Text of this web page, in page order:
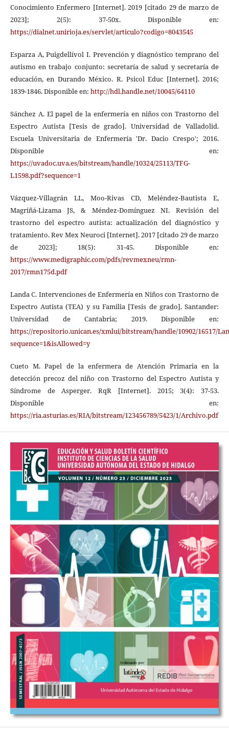
Conocimiento Enfermero [Internet]. 2019 [citado 29 de marzo de
2023]; 2(5): 37-50x. Disponible en:
https://dialnet.unirioja.es/servlet/articulo?codigo=8043545
Esparza A, Puigdellívol I. Prevención y diagnóstico temprano del
autismo en trabajo conjunto: secretaría de salud y secretaría de
educación, en Durando México. R. Psicol Educ [Internet]. 2016;
1839-1846. Disponible en: http://hdl.handle.net/10045/64110
Sánchez A. El papel de la enfermería en niños con Trastorno del
Espectro Autista [Tesis de grado]. Universidad de Valladolid.
Escuela Universitaria de Enfermería 'Dr. Dacio Crespo'; 2016.
Disponible en:
https://uvadoc.uva.es/bitstream/handle/10324/25113/TFG-
L1598.pdf?sequence=1
Vázquez-Villagrán LL, Moo-Rivas CD, Meléndez-Bautista E,
Magriñá-Lizama JS, & Méndez-Domínguez NI. Revisión del
trastorno del espectro autista: actualización del diagnóstico y
tratamiento. Rev Mex Neuroci [Internet]. 2017 [citado 29 de marzo
de 2023]; 18(5): 31-45. Disponible en:
https://www.medigraphic.com/pdfs/revmexneu/rmn-
2017/rmn175d.pdf
Landa C. Intervenciones de Enfermería en Niños con Trastorno de
Espectro Autista (TEA) y su Familia [Tesis de grado]. Santander:
Universidad de Cantabria; 2019. Disponible en:
https://repositorio.unican.es/xmlui/bitstream/handle/10902/16517/
sequence=1&isAllowed=y
Cueto M. Papel de la enfermera de Atención Primaria en la
detección precoz del niño con Trastorno del Espectro Autista y
Síndrome de Asperger. RqR [Internet]. 2015; 3(4): 37-53.
Disponible en:
https://ria.asturias.es/RIA/bitstream/123456789/5423/1/Archivo.pdf